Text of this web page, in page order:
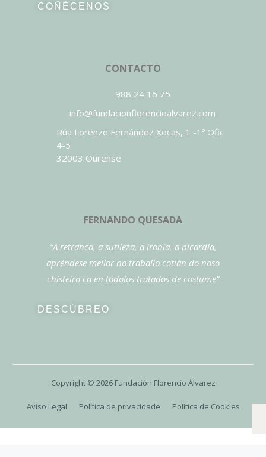
COÑÉCENOS
CONTACTO
988 24 16 75
info@fundacionflorencioalvarez.com
Rúa Lorenzo Fernández Xocas, 1 -1º Ofic
4-5
32003 Ourense
FERNANDO QUESADA
“A retranca, a sutileza, a ironía, a picardía,
apréndese mellor no traballo cotián do noso
chisteiro ca en tódolos tratados de costume”
DESCÚBREO
Copyright © 2026Fundación Florencio Álvarez
Aviso Legal Política de privacidade Política de Cookies